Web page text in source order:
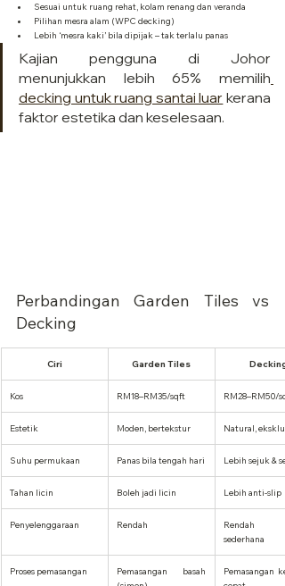
Sesuai untuk ruang rehat, kolam renang dan veranda
Pilihan mesra alam (WPC decking)
Lebih ‘mesra kaki’ bila dipijak – tak terlalu panas
Kajian pengguna di Johor
menunjukkan lebih 65% memilih
decking untuk ruang santai luar kerana
faktor estetika dan keselesaan.
Perbandingan Garden Tiles vs
Decking
Ciri Garden Tiles Decking
Kos RM18–RM35/sqft RM28–RM50/
Estetik Moden, bertekstur Natural,
Suhu permukaan Panas bila tengah hari Lebih sejuk &
Tahan licin Boleh jadi licin Lebih anti-slip
Penyelenggaraan Rendah
Rendah
sederhana
Proses pemasangan
Pemasangan basah
Pemasangan